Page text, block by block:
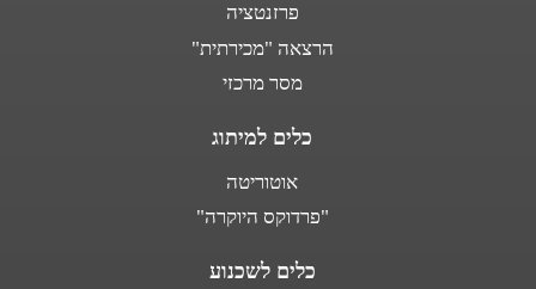
פרזנטציה
הרצאה "מכירתית"
מסר מרכזי
כלים למיתוג
אוטוריטה
"פרדוקס היוקרה"
כלים לשכנוע